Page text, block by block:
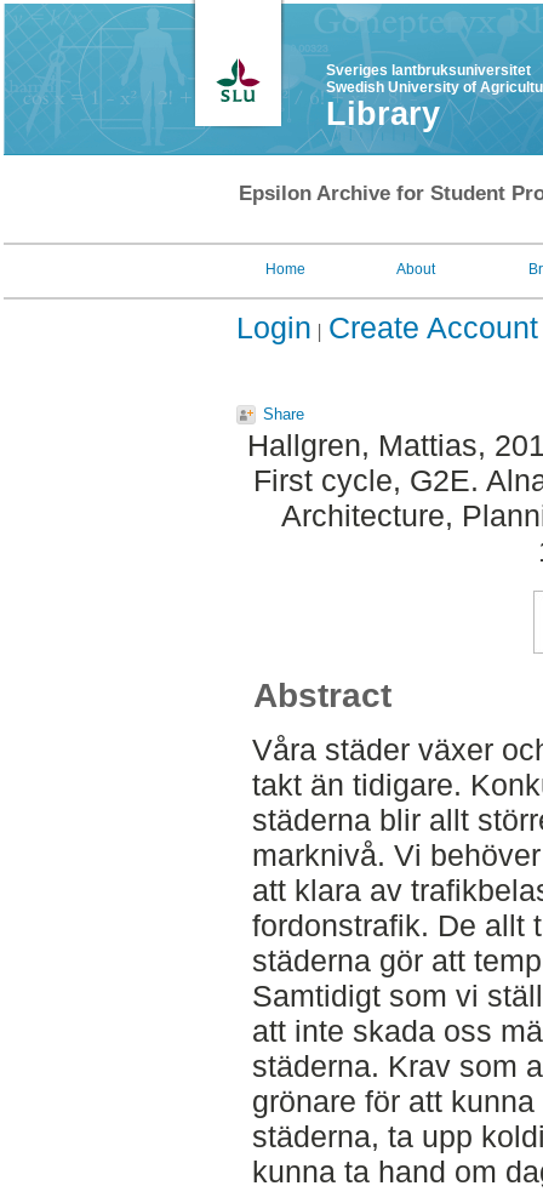
Sveriges lantbruksuniversitet
Swedish University of
Library
Epsilon Archive for Student
Home About
Login Create Account
Share
Hallgren, Mattias,
First cycle, G2E.
Architecture,
Abstract
Våra städer växer
takt än tidigare.
städerna blir allt
marknivå. Vi
att klara av
fordonstrafik. De allt
städerna gör att
Samtidigt som vi
att inte skada oss
städerna. Krav som
grönare för att
städerna, ta upp
kunna ta hand om